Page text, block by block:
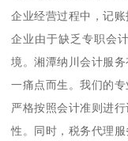
企业经营过程中，记
企业由于缺乏专职会
境。湘潭纳川会计服
一痛点而生。我们的
严格按照会计准则进
性。同时，税务代理